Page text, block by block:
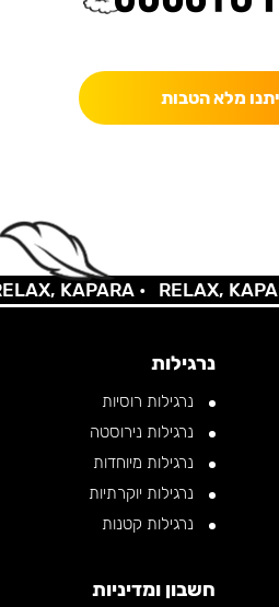
מלא הטבות
KAPARA • RELAX,
נרגילות
נרגילות רוסיות
נרגילות נירוסטה
נרגילות מיוחדות
נרגילות יוקרתיות
נרגילות קטנות
חשבון ומדיניות